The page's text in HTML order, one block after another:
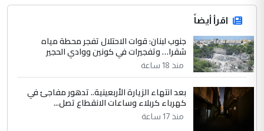
اقرأ أيضاً
جنوب لبنان: قوات الاحتلال تفجر محطة مياه
شقرا… وتفجيرات في كونين ووادي الحجير
منذ 18 ساعة
بعد انتهاء الزيارة الأربعينية.. تدهور مفاجئ في
كهرباء كربلاء وساعات الانقطاع تصل...
منذ 17 ساعة